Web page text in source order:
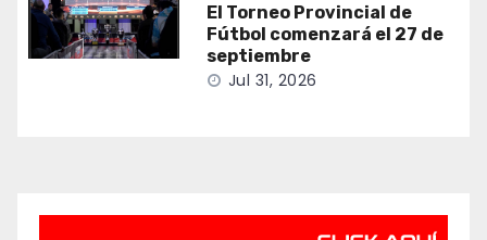
El Torneo Provincial de
Fútbol comenzará el 27 de
septiembre
Jul 31, 2026